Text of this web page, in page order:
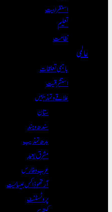
استغرابیت
تعلیم
نظامت
عالمی
باہمی تعلقات
استشراقیت
علاقے و تہذیبیں
ستان
سندھ و ہند
بدھ تہذیب
مشرق بعید
عرب و فارس
آرتھوڈاکس عیسائیت
پروٹسٹنٹ